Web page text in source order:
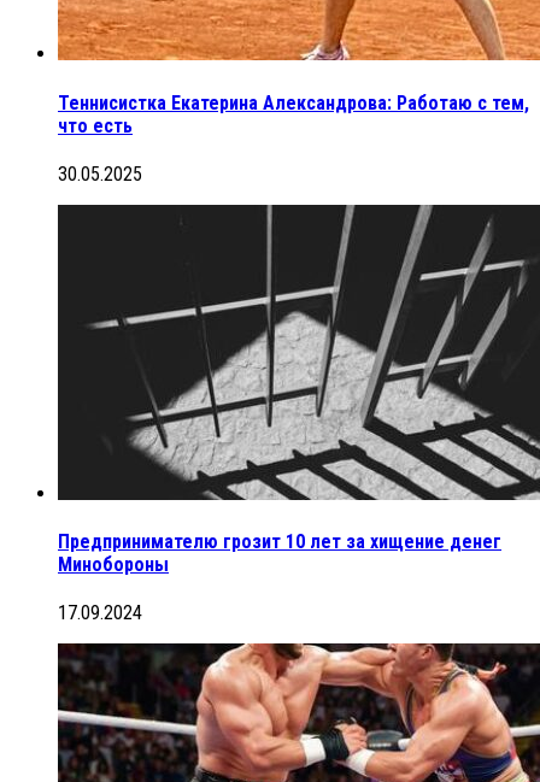
Теннисистка Екатерина Александрова: Работаю с тем,
что есть
30.05.2025
Предпринимателю грозит 10 лет за хищение денег
Минобороны
17.09.2024